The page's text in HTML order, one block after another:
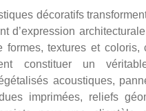
décoratifs
d’expression
formes, textures et coloris,
constituer un
acoustiques,
imprimées, reliefs